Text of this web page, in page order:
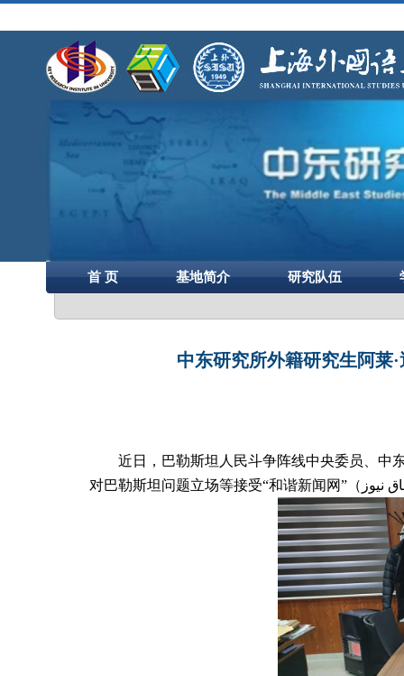
首 页 基地简介 研究队伍
中东研究所外籍研究生阿莱
近日，巴勒斯坦人民斗争阵线中央委员、中
对巴勒斯坦问题立场等接受“和谐新闻网”（ نيوز